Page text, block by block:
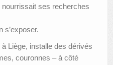
nourrissait ses recherches
s’exposer.
Liège, installe des dérivés
couronnes – à côté